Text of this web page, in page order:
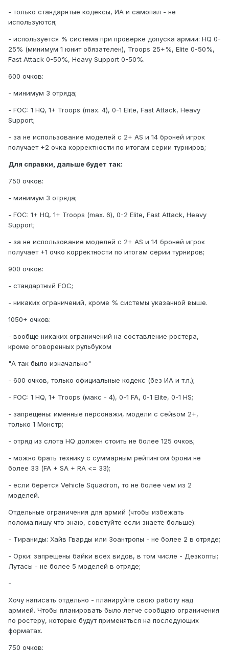
- только стандарнтые кодексы, ИА и самопал - не
используются;
- используется % система при проверке допуска армии: HQ 0-
25% (минимум 1 юнит обязателен), Troops 25+%, Elite 0-50%,
Fast Attack 0-50%, Heavy Support 0-50%.
600 очков:
- минимум 3 отряда;
- FOC: 1 HQ, 1+ Troops (max. 4), 0-1 Elite, Fast Attack, Heavy
Support;
- за не использование моделей с 2+ AS и 14 броней игрок
получает +2 очка корректности по итогам серии турниров;
Для справки, дальше будет так:
750 очков:
- минимум 3 отряда;
- FOC: 1+ HQ, 1+ Troops (max. 6), 0-2 Elite, Fast Attack, Heavy
Support;
- за не использование моделей с 2+ AS и 14 броней игрок
получает +1 очко корректности по итогам серии турниров;
900 очков:
- стандартный FOC;
- никаких ограничений, кроме % системы указанной выше.
1050+ очков:
- вообще никаких ограничений на составление ростера,
кроме оговоренных рульбуком
"А так было изначально"
- 600 очков, только официальные кодекс (без ИА и т.п.);
- FOC: 1 HQ, 1+ Troops (макс - 4), 0-1 FA, 0-1 Elite, 0-1 HS;
- запрещены: именные персонажи, модели с сейвом 2+,
только 1 Монстр;
- отряд из слота HQ должен стоить не более 125 очков;
- можно брать технику с суммарным рейтингом брони не
более 33 (FA + SA + RA <= 33);
- если берется Vehicle Squadron, то не более чем из 2
моделей.
Отдельные ограничения для армий (чтобы избежать
полома:пишу что знаю, советуйте если знаете больше):
- Tираниды: Хайв Гварды или Зоантропы - не более 2 в отряде;
- Орки: запрещены байки всех видов, в том числе - Дезкопты;
Лутасы - не более 5 моделей в отряде;
-
Хочу написать отдельно - планируйте свою работу над
армией. Чтобы планировать было легче сообщаю ограничения
по ростеру, которые будут применяться на последующих
форматах.
750 очков: